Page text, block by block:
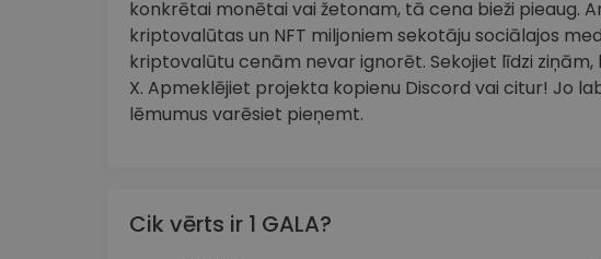
konkrētai monētai vai žetonam, tā cena bieži pieaug.
kriptovalūtas un NFT miljoniem sekotāju sociālajos
kriptovalūtu cenām nevar ignorēt. Sekojiet līdzi ziņām,
X. Apmeklējiet projekta kopienu Discord vai citur! Jo
lēmumus varēsiet pieņemt.
Cik vērts ir 1 GALA?